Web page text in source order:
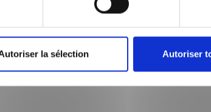
la sélection Autoriser